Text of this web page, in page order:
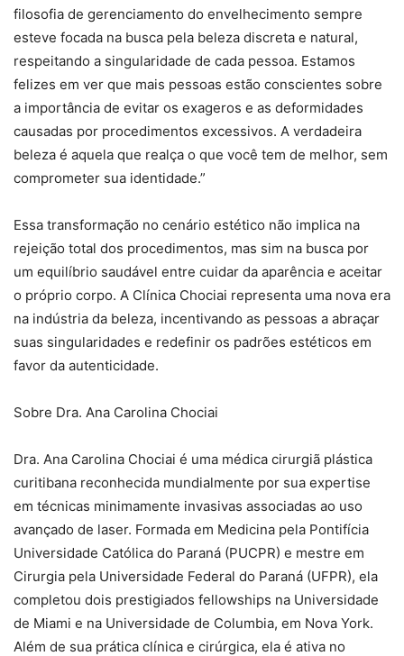
filosofia de gerenciamento do envelhecimento sempre
esteve focada na busca pela beleza discreta e natural,
respeitando a singularidade de cada pessoa. Estamos
felizes em ver que mais pessoas estão conscientes sobre
a importância de evitar os exageros e as deformidades
causadas por procedimentos excessivos. A verdadeira
beleza é aquela que realça o que você tem de melhor, sem
comprometer sua identidade.”
Essa transformação no cenário estético não implica na
rejeição total dos procedimentos, mas sim na busca por
um equilíbrio saudável entre cuidar da aparência e aceitar
o próprio corpo. A Clínica Chociai representa uma nova era
na indústria da beleza, incentivando as pessoas a abraçar
suas singularidades e redefinir os padrões estéticos em
favor da autenticidade.
Sobre Dra. Ana Carolina Chociai
Dra. Ana Carolina Chociai é uma médica cirurgiã plástica
curitibana reconhecida mundialmente por sua expertise
em técnicas minimamente invasivas associadas ao uso
avançado de laser. Formada em Medicina pela Pontifícia
Universidade Católica do Paraná (PUCPR) e mestre em
Cirurgia pela Universidade Federal do Paraná (UFPR), ela
completou dois prestigiados fellowships na Universidade
de Miami e na Universidade de Columbia, em Nova York.
Além de sua prática clínica e cirúrgica, ela é ativa no